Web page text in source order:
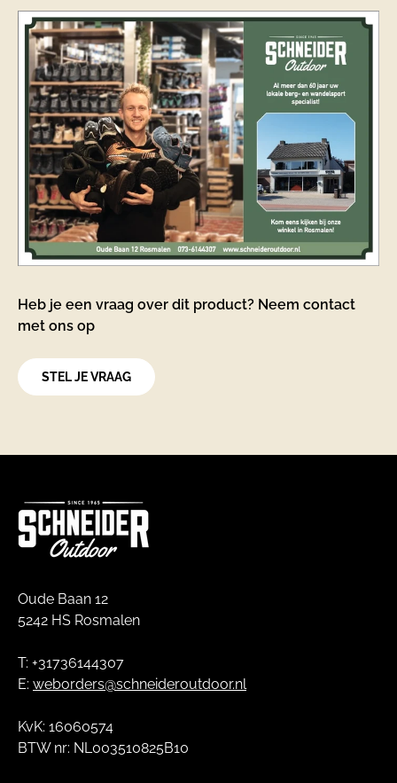
Heb je een vraag over dit product? Neem contact
met ons op
STEL JE VRAAG
Oude Baan 12
5242 HS Rosmalen
T: +31736144307
E: weborders@schneideroutdoor.nl
KvK: 16060574
BTW nr: NL003510825B10